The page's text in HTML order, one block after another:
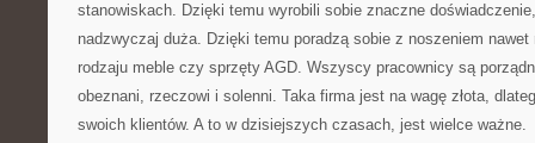
stanowiskach. Dzięki temu wyrobili sobie znaczne
nadzwyczaj duża. Dzięki temu poradzą sobie z noszeniem
rodzaju meble czy sprzęty AGD. Wszyscy pracownicy są
obeznani, rzeczowi i solenni. Taka firma jest na wagę złota,
swoich klientów. A to w dzisiejszych czasach, jest wielce ważne.